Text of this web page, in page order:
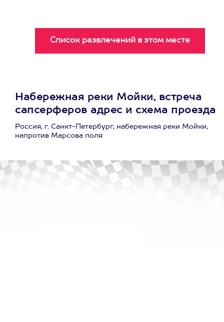
Набережная реки Мойки, встреча
сапсерферов адрес и схема проезда
Россия, г. Санкт-Петербург, набережная реки Мойки,
напротив Марсова поля